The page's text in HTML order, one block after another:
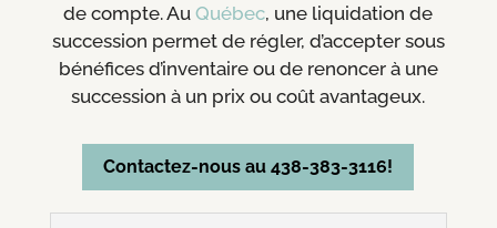
de compte. AuQuébec, une liquidation de
succession permet de régler, d’accepter sous
bénéfices d’inventaire ou de renoncer à une
succession à un prix ou coût avantageux.
Contactez-nous au 438-383-3116!